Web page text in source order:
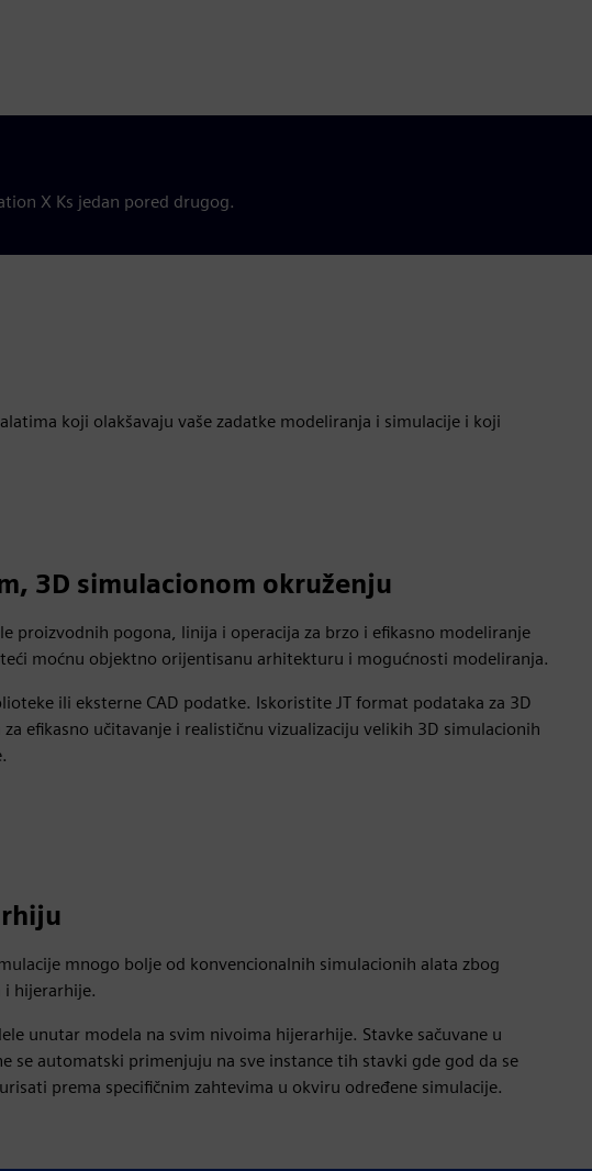
X Ks jedan pored drugog.
koji olakšavaju vaše zadatke modeliranja i simulacije i koji
3D simulacionom okruženju
proizvodnih pogona, linija i operacija za brzo i efikasno modeliranje
moćnu objektno orijentisanu arhitekturu i mogućnosti modeliranja.
ili eksterne CAD podatke. Iskoristite JT format podataka za 3D
efikasno učitavanje i realističnu vizualizaciju velikih 3D simulacionih
mnogo bolje od konvencionalnih simulacionih alata zbog
i hijerarhije.
unutar modela na svim nivoima hijerarhije. Stavke sačuvane u
se automatski primenjuju na sve instance tih stavki gde god da se
prema specifičnim zahtevima u okviru određene simulacije.